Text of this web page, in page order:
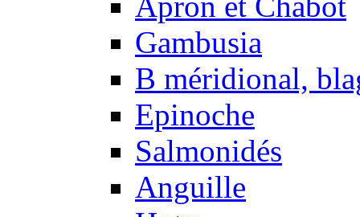
Gambusia
B méridional,
Epinoche
Salmonidés
Anguille